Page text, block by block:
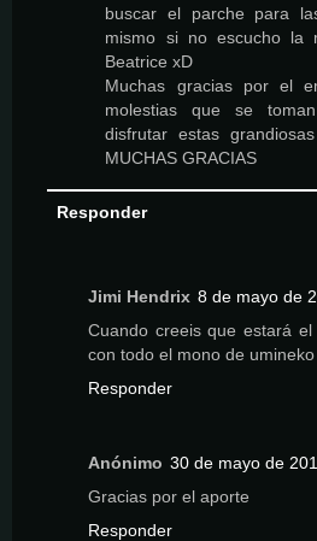
buscar el parche para
mismo si no escucho la
Beatrice xD
Muchas gracias por el
molestias que se
disfrutar estas
MUCHAS GRACIAS
Responder
Jimi Hendrix 8 de mayo de
Cuando creeis que estará
con todo el mono de
Responder
Anónimo 30 de mayo de
Gracias por el aporte
Responder